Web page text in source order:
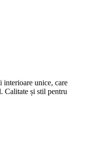
interioare unice, care
Calitate și stil pentru